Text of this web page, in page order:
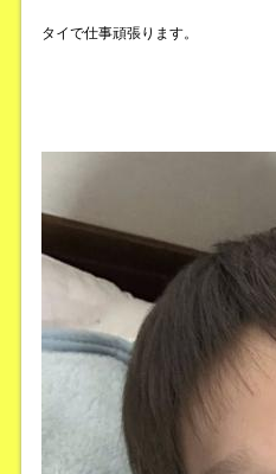
タイで仕事頑張ります。